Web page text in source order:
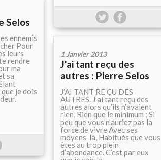
Selos
ennemis
Pour
leurs
rendre
ma
sa
que je dois
1 Janvier 2013
J'ai tant reçu des
autres : Pierre Selos
J’AI TANT RE ÇU DES
AUTRES. J’ai tant reçu des
autres alors qu’ils n’avaient
rien, Rien que le minimum ; Si
peu que vous n’auriez pas la
force de vivre Avec ses
moyens-là, Habitués que vous
êtes au trop plein
d’abondance. C’est par eux